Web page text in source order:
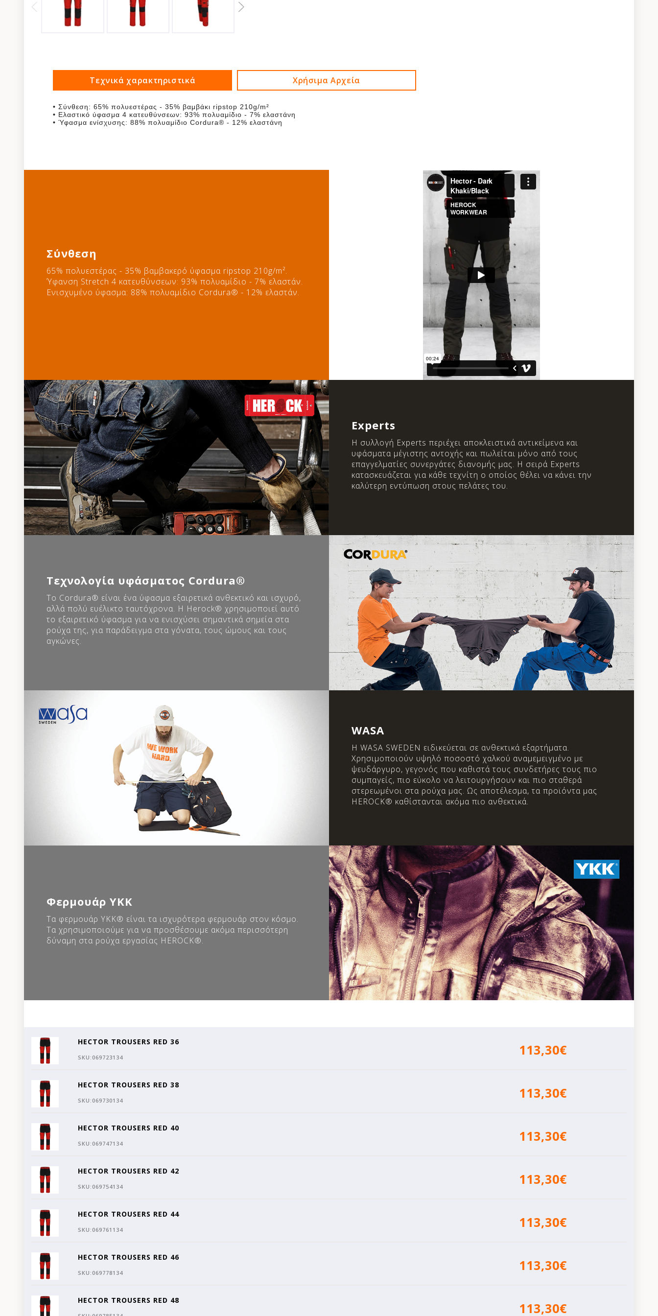
Τεχνικά χαρακτηριστικά Χρήσιμα Αρχεία
• Σύνθεση: 65% πολυεστέρας - 35% βαμβάκι ripstop 210g/m²
• Ελαστικό ύφασμα 4 κατευθύνσεων: 93% πολυαμίδιο - 7% ελαστάνη
• Ύφασμα ενίσχυσης: 88% πολυαμίδιο Cordura® - 12% ελαστάνη
Σύνθεση
65% πολυεστέρας - 35% βαμβακερό ύφασμα ripstop 210g/m².
Ύφανση Stretch 4 κατευθύνσεων: 93% πολυαμίδιο - 7% ελαστάν.
Ενισχυμένο ύφασμα: 88% πολυαμίδιο Cordura® - 12% ελαστάν.
Experts
H συλλογή Experts περιέχει αποκλειστικά αντικείμενα και
υφάσματα μέγιστης αντοχής και πωλείται μόνο από τους
επαγγελματίες συνεργάτες διανομής μας. Η σειρά Experts
κατασκευάζεται για κάθε τεχνίτη ο οποίος θέλει να κάνει την
καλύτερη εντύπωση στους πελάτες του.
Τεχνολογία υφάσματος Cordura®
Το Cordura® είναι ένα ύφασμα εξαιρετικά ανθεκτικό και ισχυρό,
αλλά πολύ ευέλικτο ταυτόχρονα. Η Herock® χρησιμοποιεί αυτό
το εξαιρετικό ύφασμα για να ενισχύσει σημαντικά σημεία στα
ρούχα της, για παράδειγμα στα γόνατα, τους ώμους και τους
αγκώνες.
WASA
Η WASA SWEDEN ειδικεύεται σε ανθεκτικά εξαρτήματα.
Χρησιμοποιούν υψηλό ποσοστό χαλκού αναμεμειγμένο με
ψευδάργυρο, γεγονός που καθιστά τους συνδετήρες τους πιο
συμπαγείς, πιο εύκολο να λειτουργήσουν και πιο σταθερά
στερεωμένοι στα ρούχα μας. Ως αποτέλεσμα, τα προϊόντα μας
HEROCK® καθίστανται ακόμα πιο ανθεκτικά.
Φερμουάρ YKK
Τα φερμουάρ YKK® είναι τα ισχυρότερα φερμουάρ στον κόσμο.
Τα χρησιμοποιούμε για να προσθέσουμε ακόμα περισσότερη
δύναμη στα ρούχα εργασίας HEROCK®.
HECTOR TROUSERS RED 36
SKU:069723134 113,30€
HECTOR TROUSERS RED 38
SKU:069730134 113,30€
HECTOR TROUSERS RED 40
SKU:069747134 113,30€
HECTOR TROUSERS RED 42
SKU:069754134 113,30€
HECTOR TROUSERS RED 44
SKU:069761134 113,30€
HECTOR TROUSERS RED 46
SKU:069778134 113,30€
HECTOR TROUSERS RED 48 113,30€